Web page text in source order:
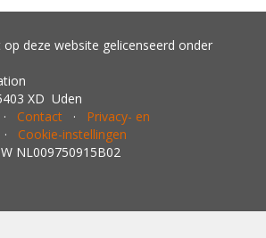
deze website gelicenseerd onder
XD Uden
· Contact · Privacy- en
· Cookie-instellingen
NL009750915B02